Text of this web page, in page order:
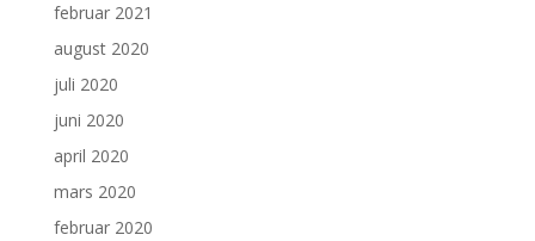
februar 2021
august 2020
juli 2020
juni 2020
april 2020
mars 2020
februar 2020